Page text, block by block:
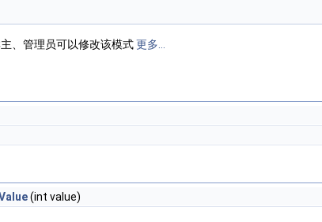
、管理员可以修改该模式更多...
(int value)